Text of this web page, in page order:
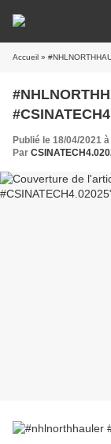
Accueil »
Publié le 18/04/2021
Par